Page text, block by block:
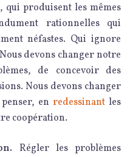
qui produisent les mêmes
rationnelles qui
néfastes. Qui ignore
devons changer notre
de concevoir des
Nous devons changer
en redessinantles
coopération.
Régler les problèmes